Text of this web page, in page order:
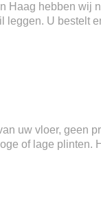
Haag hebben wij
U bestelt
uw vloer, geen
of lage plinten.